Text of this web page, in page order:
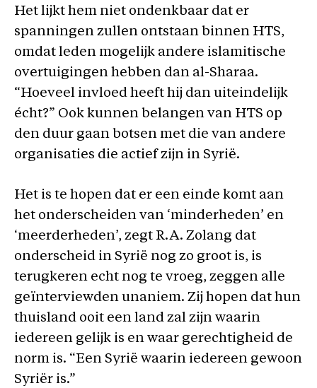
Het lijkt hem niet ondenkbaar dat er
spanningen zullen ontstaan binnen HTS,
omdat leden mogelijk andere islamitische
overtuigingen hebben dan al-Sharaa.
“Hoeveel invloed heeft hij dan uiteindelijk
écht?” Ook kunnen belangen van HTS op
den duur gaan botsen met die van andere
organisaties die actief zijn in Syrië.
Het is te hopen dat er een einde komt aan
het onderscheiden van ‘minderheden’ en
‘meerderheden’, zegt R.A. Zolang dat
onderscheid in Syrië nog zo groot is, is
terugkeren echt nog te vroeg, zeggen alle
geïnterviewden unaniem. Zij hopen dat hun
thuisland ooit een land zal zijn waarin
iedereen gelijk is en waar gerechtigheid de
norm is. “Een Syrië waarin iedereen gewoon
Syriër is.”